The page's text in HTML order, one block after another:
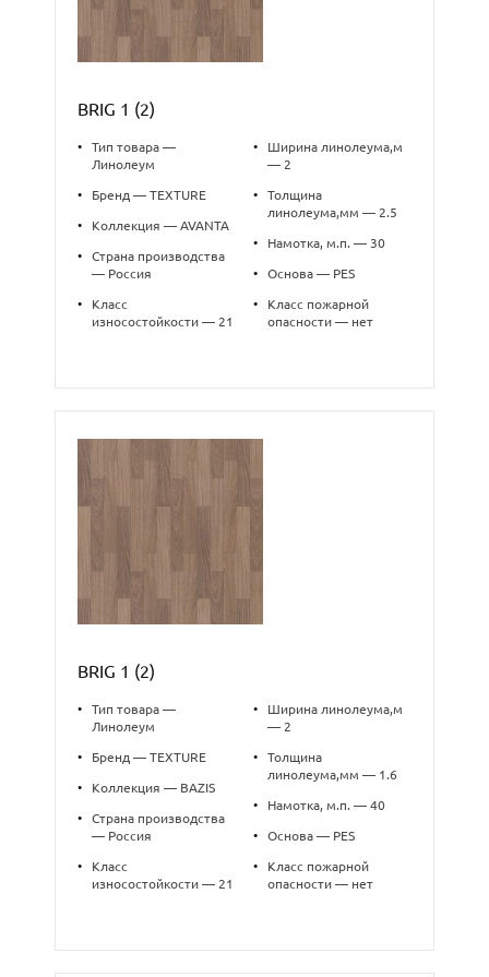
BRIG 1 (2)
•
Тип товара —
Линолеум
• Бренд — TEXTURE
• Коллекция — AVANTA
•
Страна производства
— Россия
•
Класс
износостойкости — 21
•
Ширина линолеума,м
— 2
•
Толщина
линолеума,мм — 2.5
• Намотка, м.п. — 30
• Основа — PES
•
Класс пожарной
опасности — нет
BRIG 1 (2)
•
Тип товара —
Линолеум
• Бренд — TEXTURE
• Коллекция — BAZIS
•
Страна производства
— Россия
•
Класс
износостойкости — 21
•
Ширина линолеума,м
— 2
•
Толщина
линолеума,мм — 1.6
• Намотка, м.п. — 40
• Основа — PES
•
Класс пожарной
опасности — нет